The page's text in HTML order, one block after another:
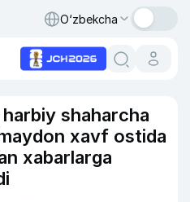
O‘zbekcha
shaharcha
xavf ostida
xabarlarga